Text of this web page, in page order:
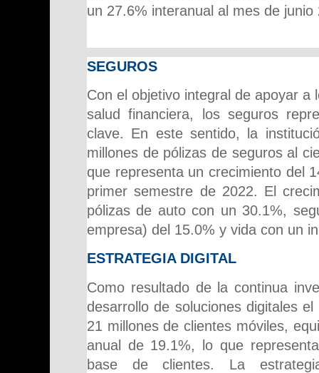
un 27.6% interanual al mes de junio
SEGUROS
Con el objetivo integral de apoyar a
salud financiera, los seguros
clave. En este sentido, la
millones de pólizas de seguros al
que representa un crecimiento del
primer semestre de 2022. El
pólizas de auto con un 30.1%,
empresa) del 15.0% y vida con un
ESTRATEGIA DIGITAL
Como resultado de la continua
desarrollo de soluciones digitales
21 millones de clientes móviles,
anual de 19.1%, lo que
base de clientes. La